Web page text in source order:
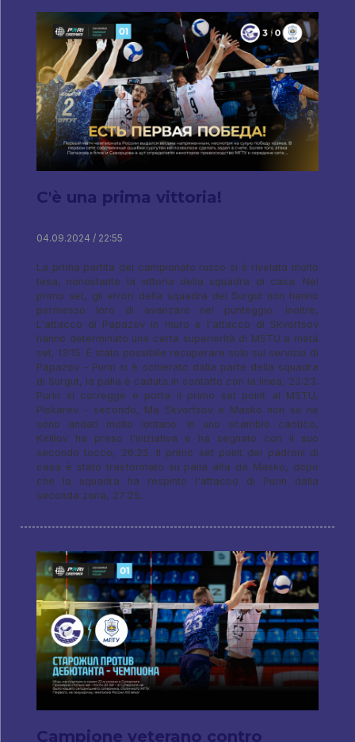
C'è una prima vittoria!
04.09.2024 / 22:55
La prima partita del campionato russo si è rivelata molto
tesa, nonostante la vittoria della squadra di casa. Nel
primo set, gli errori della squadra del Surgut non hanno
permesso loro di avanzare nel punteggio. inoltre,
L'attacco di Papazov in muro e l'attacco di Skvortsov
hanno determinato una certa superiorità di MSTU a metà
set, 13:15. È stato possibile recuperare solo sul servizio di
Papazov – Purin si è schierato dalla parte della squadra
di Surgut, la palla è caduta in contatto con la linea, 23:23.
Purin si corregge e porta il primo set point al MSTU,
Piskarev - secondo, Ma Skvortsov e Masko non se ne
sono andati molto lontano. In uno scambio caotico,
Kirillov ha preso l'iniziativa e ha segnato con il suo
secondo tocco, 26:25. Il primo set point dei padroni di
casa è stato trasformato su palla alta da Masko, dopo
che la squadra ha respinto l'attacco di Purin dalla
seconda zona, 27:25.
Campione veterano contro